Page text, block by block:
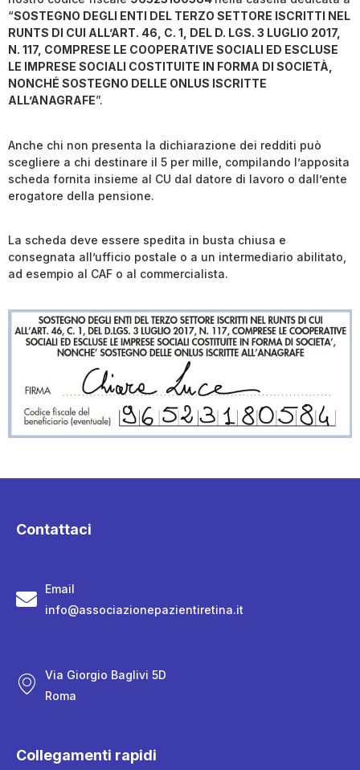
“SOSTEGNO DEGLI ENTI DEL TERZO SETTORE ISCRITTI NEL
RUNTS DI CUI ALL’ART. 46, C. 1, DEL D. LGS. 3 LUGLIO 2017,
N. 117, COMPRESE LE COOPERATIVE SOCIALI ED ESCLUSE
LE IMPRESE SOCIALI COSTITUITE IN FORMA DI SOCIETÀ,
NONCHÉ SOSTEGNO DELLE ONLUS ISCRITTE
ALL’ANAGRAFE”.
Anche chi non presenta la dichiarazione dei redditi può
scegliere a chi destinare il 5 per mille, compilando l’apposita
scheda fornita insieme al CU dal datore di lavoro o dall’ente
erogatore della pensione.
La scheda deve essere spedita in busta chiusa e
consegnata all’ufficio postale o a un intermediario abilitato,
ad esempio al CAF o al commercialista.
Contattaci
Email
info@associazionepazientiretina.it
Via Giorgio Baglivi 5D
Roma
Collegamenti rapidi